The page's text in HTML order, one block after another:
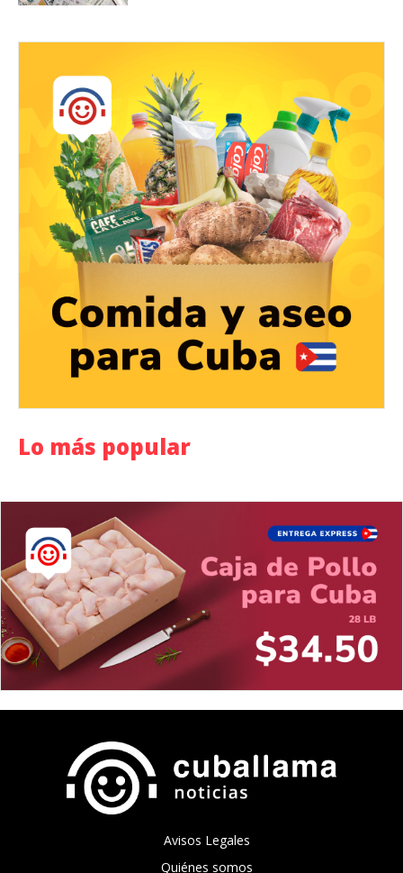
Lo más popular
Avisos Legales
Quiénes somos